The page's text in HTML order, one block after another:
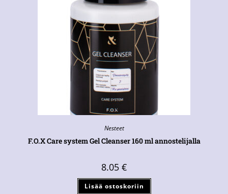
Nesteet
F.O.X Care system Gel Cleanser 160 ml annostelijalla
8.05 €
Lisää ostoskoriin